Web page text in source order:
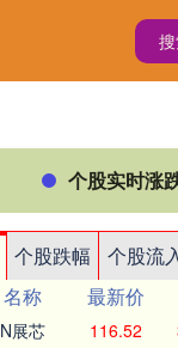
个股实时涨
个股跌幅 个股流
名称 最新价
N展芯 116.52